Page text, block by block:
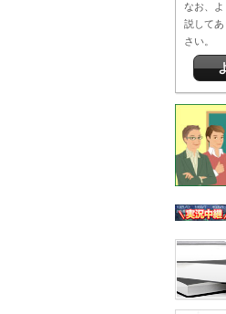
なお、
説して
さい。